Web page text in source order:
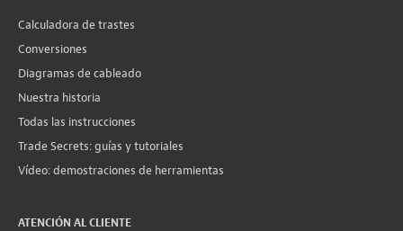
Calculadora de trastes
Conversiones
Diagramas de cableado
Nuestra historia
Todas las instrucciones
Trade Secrets: guías y tutoriales
Vídeo: demostraciones de herramientas
ATENCIÓN AL CLIENTE